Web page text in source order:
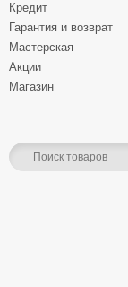
Кредит
Гарантия и возврат
Мастерская
Акции
Магазин